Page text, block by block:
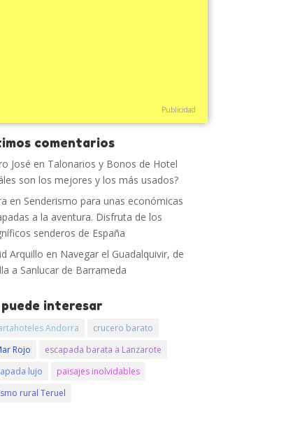
Publicidad
comentarios
José en Talonarios y Bonos de Hotel
son los mejores y los más usados?
en Senderismo para unas económicas
a la aventura. Disfruta de los
senderos de España
Arquillo en Navegar el Guadalquivir, de
a Sanlucar de Barrameda
interesar
Andorra
crucero barato
Rojo
escapada barata a Lanzarote
lujo
paisajes inolvidables
rural Teruel